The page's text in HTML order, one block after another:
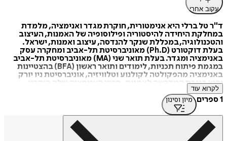
עקוב אחרי
ד"ר טל ברלי היא אנימטורית, חוקרת מגדר ואנימציה, מלמדת
במחלקת היחידה להיסטוריה ופילוסופיה של האמנות, העיצוב
והטכנולוגיה, במכללת שנקר להנדסה, עיצוב ואמנות, ישראל.
בעלת דוקטורט (Ph.D) מאוניברסיטת תל-אביב ומחקרה עסק
באנימציה ומגדר. בעלת תואר שני (MA) מאוניברסיטת תל-אביב
במגמת פיתוח תכניות, לימודים ותואר ראשון (BFA) בהצטיינות
באנימציה מהפקולטה לקולנוע וטלוויזיה, אוניברסיטת ניו יורק
והיא בוגרת המדרשה לאמנות. סרטי האנימציה שלה הוקרנו
בפסטיבלים בארץ ובעולם. בנוסף, יצרה סרטים לרחוב סומסום,
לטלוויזיה הישראלית ועבור אולימפיאדת לוס-אנג'לס. עבודותיה
של ברלי הוצגו במספר תערוכות קבוצתיות וזיכו אותה ומגוון
פרסים ומלגות. לצד עשייתה האמנותית ומחקריה האקדמיים,
כיהנה כיו"ר איגוד האנימציה הישראלי (ASIFA) ושמשה כשופטת
בפסטיבלים לקולנוע.
לקרוא עוד
1 ספרים מיון וסינון